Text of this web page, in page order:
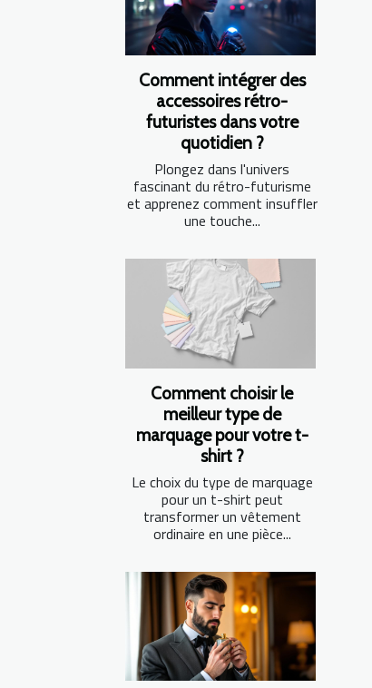
Comment intégrer des
accessoires rétro-
futuristes dans votre
quotidien ?
Plongez dans l'univers
fascinant du rétro-futurisme
et apprenez comment insuffler
une touche...
Comment choisir le
meilleur type de
marquage pour votre t-
shirt ?
Le choix du type de marquage
pour un t-shirt peut
transformer un vêtement
ordinaire en une pièce...